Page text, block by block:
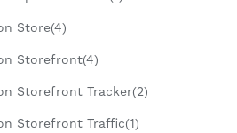
Store(4)
Storefront(4)
Storefront Tracker(2)
Storefront Traffic(1)